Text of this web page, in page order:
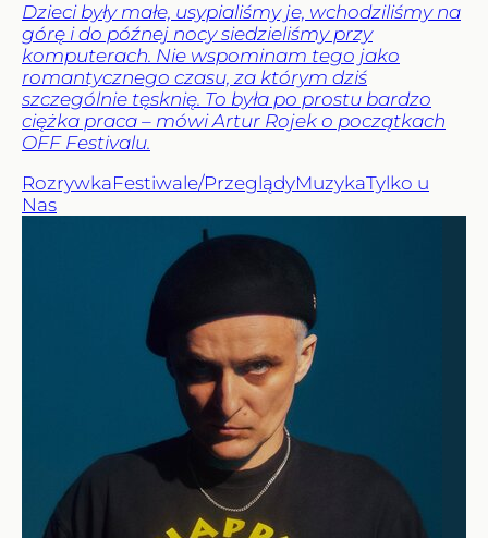
Dzieci były małe, usypialiśmy je, wchodziliśmy na
górę i do późnej nocy siedzieliśmy przy
komputerach. Nie wspominam tego jako
romantycznego czasu, za którym dziś
szczególnie tęsknię. To była po prostu bardzo
ciężka praca – mówi Artur Rojek o początkach
OFF Festivalu.
RozrywkaFestiwale/PrzeglądyMuzykaTylko u
Nas